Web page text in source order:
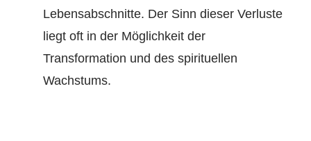
Lebensabschnitte. Der Sinn dieser Verluste
liegt oft in der Möglichkeit der
Transformation und des spirituellen
Wachstums.